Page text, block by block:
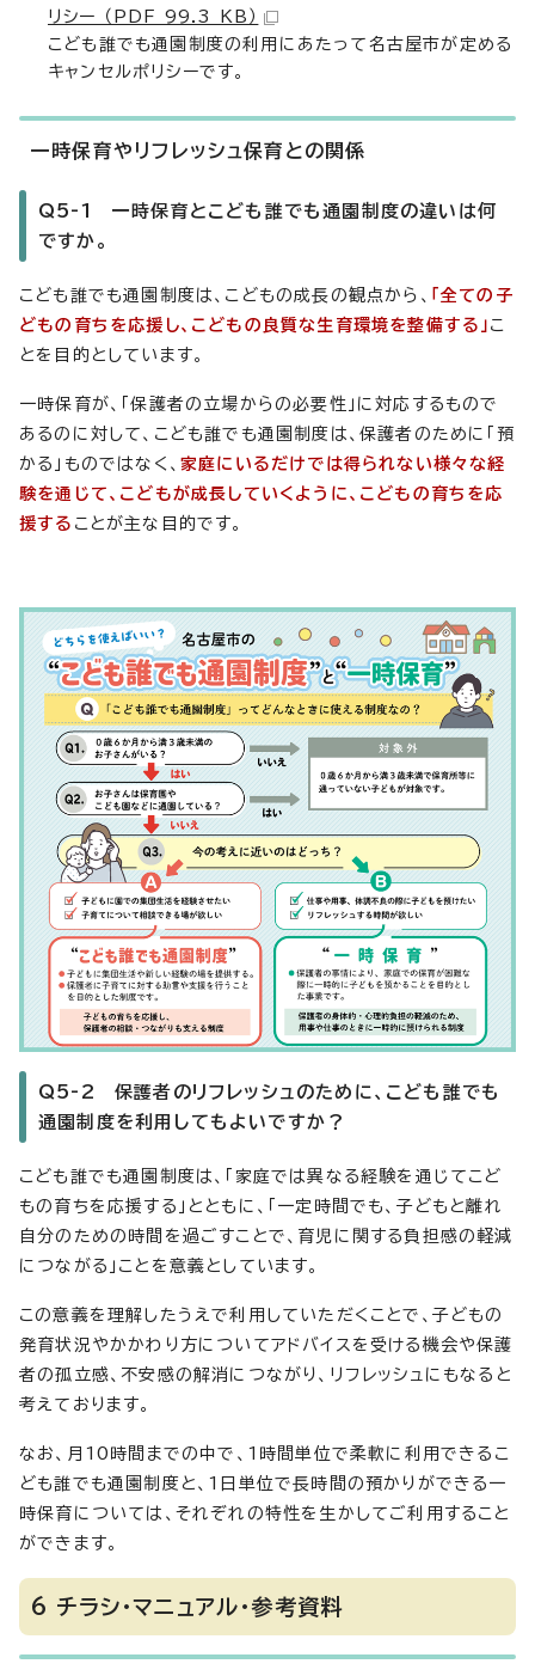
リシー （PDF 99.3 KB）
こども誰でも通園制度の利用にあたって名古屋市が定める
キャンセルポリシーです。
一時保育やリフレッシュ保育との関係
Q5-1 一時保育とこども誰でも通園制度の違いは何
ですか。
こども誰でも通園制度は、こどもの成長の観点から、 「全ての子
どもの育ちを応援し、こどもの良質な生育環境を整備する」 こ
とを目的としています。
一時保育が、「保護者の立場からの必要性」に対応するもので
あるのに対して、こども誰でも通園制度は、保護者のために「預
かる」ものではなく、 家庭にいるだけでは得られない様々な経
験を通じて、こどもが成長していくように、こどもの育ちを応
援する ことが主な目的です。
Q5-2 保護者のリフレッシュのために、こども誰でも
通園制度を利用してもよいですか？
こども誰でも通園制度は、「家庭では異なる経験を通じてこど
もの育ちを応援する」とともに、「一定時間でも、子どもと離れ
自分のための時間を過ごすことで、育児に関する負担感の軽減
につながる」ことを意義としています。
この意義を理解したうえで利用していただくことで、子どもの
発育状況やかかわり方についてアドバイスを受ける機会や保護
者の孤立感、不安感の解消につながり、リフレッシュにもなると
考えております。
なお、月10時間までの中で、1時間単位で柔軟に利用できるこ
ども誰でも通園制度と、1日単位で長時間の預かりができる一
時保育については、それぞれの特性を生かしてご利用すること
ができます。
6 チラシ・マニュアル・参考資料